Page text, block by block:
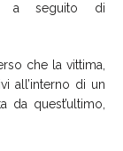
a seguito di
che la vittima,
all’interno di un
da quest’ultimo,